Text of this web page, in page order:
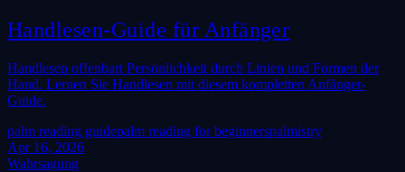
Handlesen-Guide für Anfänger
Handlesen offenbart Persönlichkeit durch Linien und Formen der
Hand. Lernen Sie Handlesen mit diesem kompletten Anfänger-
Guide.
palm reading guidepalm reading for beginnerspalmistry
Apr 16, 2026
Wahrsagung